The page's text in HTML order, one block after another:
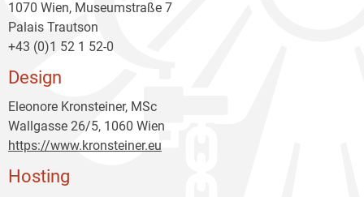
1070 Wien, Museumstraße 7
Palais Trautson
+43 (0)1 52 1 52-0
Design
Eleonore Kronsteiner, MSc
Wallgasse 26/5, 1060 Wien
https://www.kronsteiner.eu
Hosting